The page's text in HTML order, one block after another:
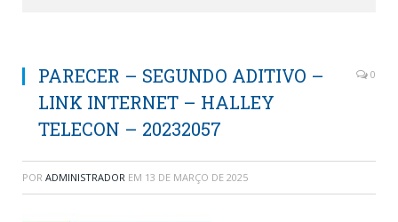
PARECER – SEGUNDO ADITIVO –
LINK INTERNET – HALLEY
TELECON – 20232057
0
POR ADMINISTRADOR EM 13 DE MARÇO DE 2025